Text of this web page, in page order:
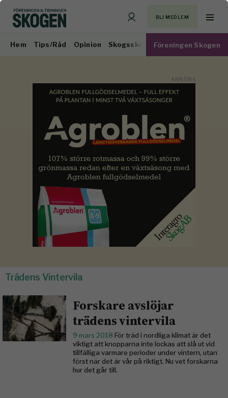
BLI MEDLEM
Hem Tips/Råd Opinion Skogsskötsel Virkesmarknad
Föreningen Skogen
Trädens Vintervila
Forskare avslöjar
trädens vintervila
9 mars 2018 För träd i nordliga klimat är det
viktigt att knopparna inte lockas att slå ut vid
tillfälliga varmare perioder under vintern, utan
först när det är vår på riktigt. Nu vet forskarna
hur det går till.